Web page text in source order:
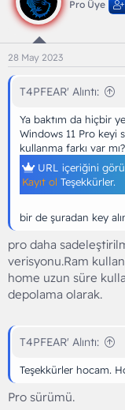
Pro Üye
28 May 2023
T4PFEAR' Alıntı:
Ya baktım da hiçbir
Windows 11 Pro keyi
kullanma farkı var mı?
URL içeriğini
Kayıt ol Teşekkürler.
bir de şuradan key
pro daha
verisyonu.Ram
home uzun süre
depolama olarak.
T4PFEAR' Alıntı:
Teşekkürler hocam.
Pro sürümü.